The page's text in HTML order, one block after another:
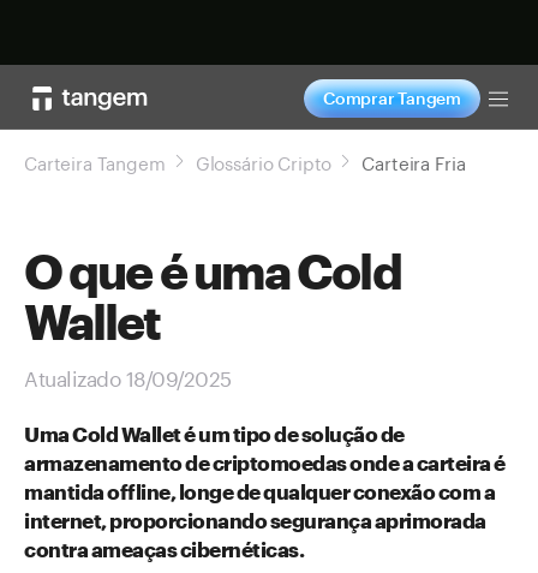
Comprar Tangem
Carteira Tangem Glossário Cripto Carteira Fria
O que é uma Cold
Wallet
Atualizado 18/09/2025
Uma Cold Wallet é um tipo de solução de
armazenamento de criptomoedas onde a carteira é
mantida offline, longe de qualquer conexão com a
internet, proporcionando segurança aprimorada
contra ameaças cibernéticas.